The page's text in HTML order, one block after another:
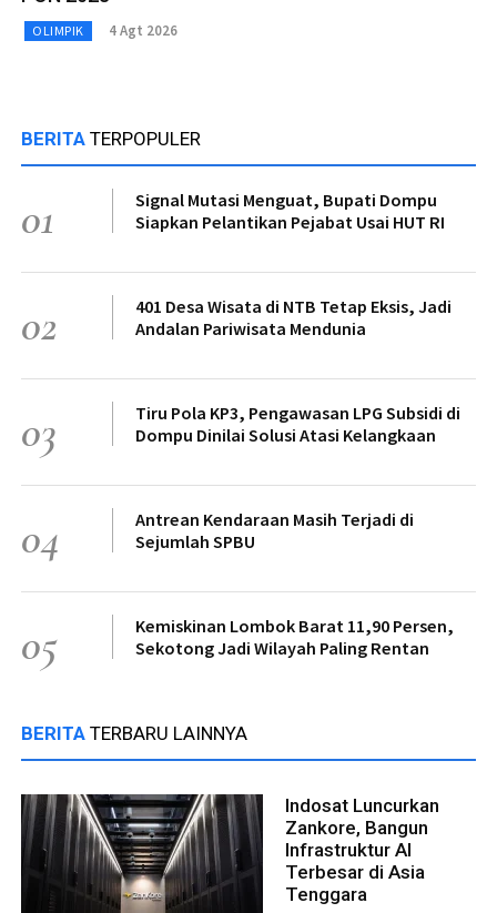
OLIMPIK 4 Agt 2026
BERITA TERPOPULER
01
Signal Mutasi Menguat, Bupati Dompu
Siapkan Pelantikan Pejabat Usai HUT RI
02
401 Desa Wisata di NTB Tetap Eksis, Jadi
Andalan Pariwisata Mendunia
03
Tiru Pola KP3, Pengawasan LPG Subsidi di
Dompu Dinilai Solusi Atasi Kelangkaan
04
Antrean Kendaraan Masih Terjadi di
Sejumlah SPBU
05
Kemiskinan Lombok Barat 11,90 Persen,
Sekotong Jadi Wilayah Paling Rentan
BERITA TERBARU LAINNYA
Indosat Luncurkan
Zankore, Bangun
Infrastruktur AI
Terbesar di Asia
Tenggara